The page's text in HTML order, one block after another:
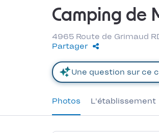
Camping de
4965 Route de Grimaud
Partager
Photos L'établissement